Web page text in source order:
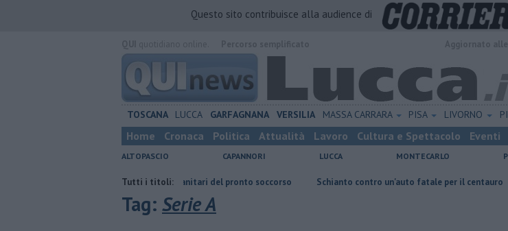
Questo sito contribuisce alla audience di
TOSCANA LUCCA GARFAGNANA VERSILIA MASSA CARRARA PISA LIVORNO
Home Cronaca Politica Attualità Lavoro Cultura e Spettacolo Eventi
ALTOPASCIO CAPANNORI LUCCA MONTECARLO
Tutti i titoli:
Calci e pugni ai sanitari del pronto soccorso Schianto contro un'auto fatale per il centauro
Tag: Serie A